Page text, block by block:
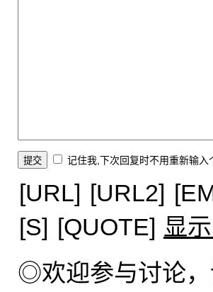
记住我,下次回复时不用重新输入
[URL] [URL2]
[S] [QUOTE] 显
◎欢迎参与讨论